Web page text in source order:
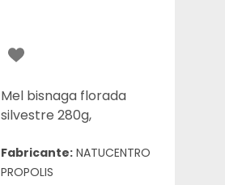
Mel bisnaga florada
silvestre 280g,
Fabricante:NATUCENTRO
PROPOLIS